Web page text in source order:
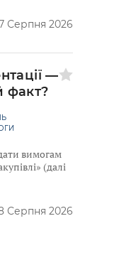
Серпня 2026
—
факт?
вимогам
(далі
Серпня 2026